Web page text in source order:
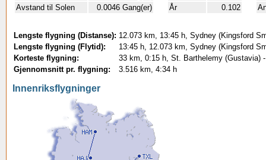
Avstand til Solen
0.0046 Gang(er)
År
0.102
Lengste flygning (Distanse): 12.073 km, 13:45 h, Sydney (Kingsford
Lengste flygning (Flytid):
13:45 h, 12.073 km, Sydney (Kingsford
Korteste flygning:
33 km, 0:15 h, St. Barthelemy (Gustavia)
Gjennomsnitt pr. flygning:
3.516 km, 4:34 h
Innenriksflygninger